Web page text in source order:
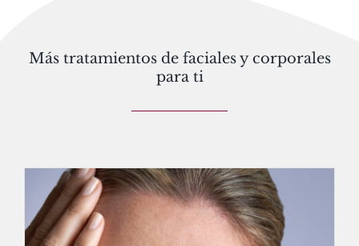
Más tratamientos de faciales y corporales
para ti